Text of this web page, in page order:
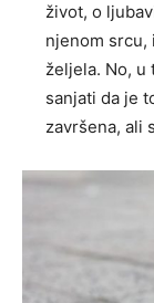
život, o
njenom srcu,
željela. No, u
sanjati da je
završena, ali